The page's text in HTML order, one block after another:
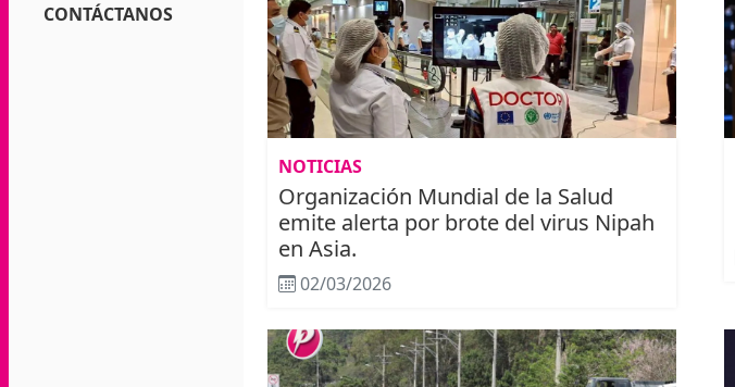
CONTÁCTANOS
NOTICIAS
Organización Mundial de la Salud
emite alerta por brote del virus Nipah
en Asia.
02/03/2026